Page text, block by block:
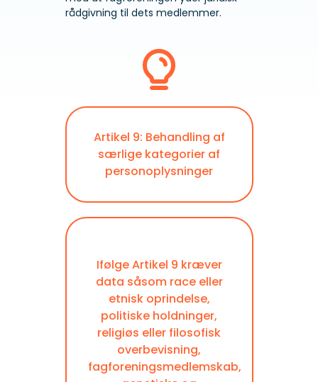
rådgivning til dets medlemmer.
Artikel 9: Behandling af
særlige kategorier af
personoplysninger
Ifølge Artikel 9 kræver
data såsom race eller
etnisk oprindelse,
politiske holdninger,
religiøs eller filosofisk
overbevisning,
fagforeningsmedlemskab,